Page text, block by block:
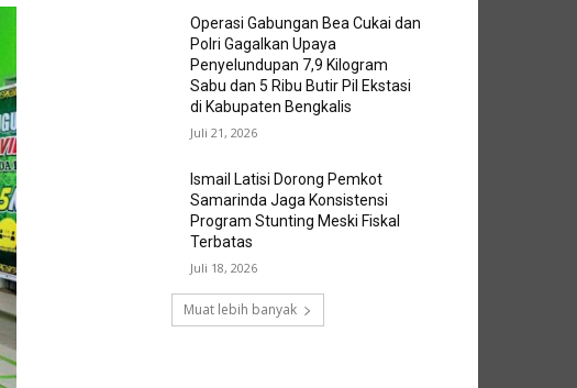
Operasi Gabungan Bea Cukai dan
Polri Gagalkan Upaya
Penyelundupan 7,9 Kilogram
Sabu dan 5 Ribu Butir Pil Ekstasi
di Kabupaten Bengkalis
Juli 21, 2026
Ismail Latisi Dorong Pemkot
Samarinda Jaga Konsistensi
Program Stunting Meski Fiskal
Terbatas
Juli 18, 2026
Muat lebih banyak